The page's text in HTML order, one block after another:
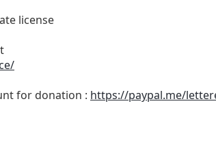
license
for donation : https://paypal.me/